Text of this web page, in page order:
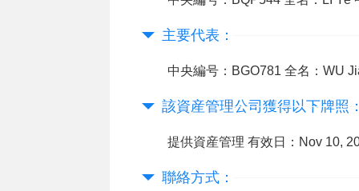
主要代表：
中央編号：BGO781 全名：WU
該資産管理公司獲得以下牌照
提供資産管理 有效日：Nov 10,
聯絡方式：